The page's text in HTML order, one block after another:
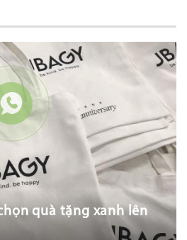
quà tặng xanh lên